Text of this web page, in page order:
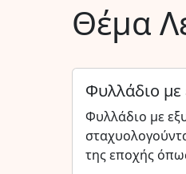
Θέμα
Φυλλάδιο με
Φυλλάδιο με
της εποχής